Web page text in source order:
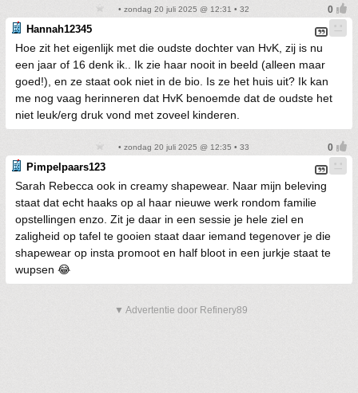
• zondag 20 juli 2025 @ 12:31 • 32
Hannah12345
Hoe zit het eigenlijk met die oudste dochter van HvK, zij is nu
een jaar of 16 denk ik.. Ik zie haar nooit in beeld (alleen maar
goed!), en ze staat ook niet in de bio. Is ze het huis uit? Ik kan
me nog vaag herinneren dat HvK benoemde dat de oudste het
niet leuk/erg druk vond met zoveel kinderen.
• zondag 20 juli 2025 @ 12:35 • 33
Pimpelpaars123
Sarah Rebecca ook in creamy shapewear. Naar mijn beleving
staat dat echt haaks op al haar nieuwe werk rondom familie
opstellingen enzo. Zit je daar in een sessie je hele ziel en
zaligheid op tafel te gooien staat daar iemand tegenover je die
shapewear op insta promoot en half bloot in een jurkje staat te
wupsen 😂
▼ Advertentie door Refinery89